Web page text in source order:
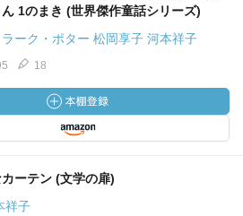
1のまき (世界傑作童話シリーズ)
ーク・ポター 松岡享子 河本祥子
18
ーテン (文学の扉)
祥子